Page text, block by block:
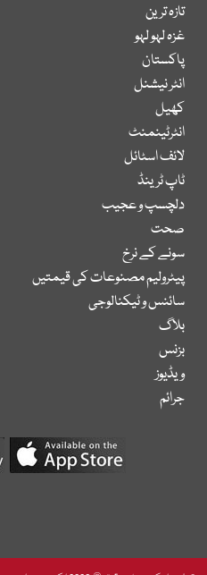
تازہ ترین
غزہ لہو لہو
پاکستان
انٹر نیشنل
کھیل
انٹرٹینمنٹ
لائف اسٹائل
ٹاپ ٹرینڈ
دلچسپ و عجیب
صحت
سونے کے نرخ
پیٹرولیم مصنوعات کی قیمتیں
سائنس و ٹیکنالوجی
بلاگ
بزنس
ویڈیوز
جرائم